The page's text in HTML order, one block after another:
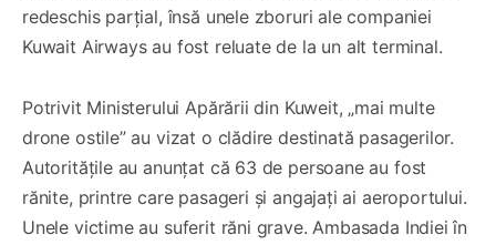
redeschis parțial, însă unele zboruri ale companiei
Kuwait Airways au fost reluate de la un alt terminal.
Potrivit Ministerului Apărării din Kuweit, „mai multe
drone ostile” au vizat o clădire destinată pasagerilor.
Autoritățile au anunțat că 63 de persoane au fost
rănite, printre care pasageri și angajați ai aeroportului.
Unele victime au suferit răni grave. Ambasada Indiei în